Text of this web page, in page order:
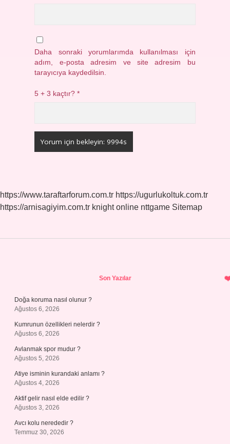
Daha sonraki yorumlarımda kullanılması için
adım, e-posta adresim ve site adresim bu
tarayıcıya kaydedilsin.
5 + 3 kaçtır?*
https://www.taraftarforum.com.tr https://ugurlukoltuk.com.tr
https://arnisagiyim.com.tr knight online nttgame Sitemap
Son Yazılar
Doğa koruma nasıl olunur ?
Ağustos 6, 2026
Kumrunun özellikleri nelerdir ?
Ağustos 6, 2026
Avlanmak spor mudur ?
Ağustos 5, 2026
Atiye isminin kurandaki anlamı ?
Ağustos 4, 2026
Aktif gelir nasıl elde edilir ?
Ağustos 3, 2026
Avcı kolu nerededir ?
Temmuz 30, 2026